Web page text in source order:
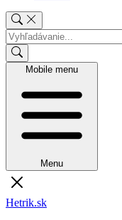
Mobile menu
Menu
Hetrik.sk